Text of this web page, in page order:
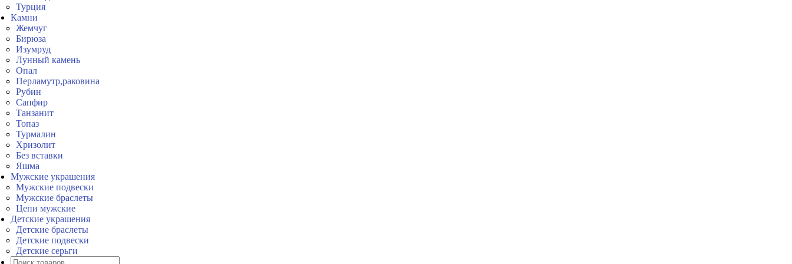
Турция
Камни
Жемчуг
Бирюза
Изумруд
Лунный камень
Опал
Перламутр,раковина
Рубин
Сапфир
Танзанит
Топаз
Турмалин
Хризолит
Без вставки
Яшма
Мужские украшения
Мужские подвески
Мужские браслеты
Цепи мужские
Детские украшения
Детские браслеты
Детские подвески
Детские серьги
Поиск